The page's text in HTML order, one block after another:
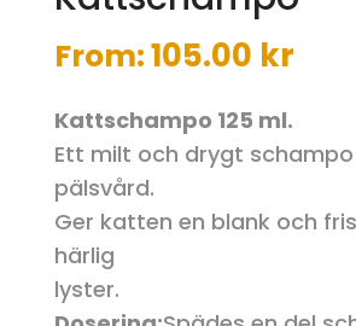
From:105.00 kr
Kattschampo 125 ml.
Ett milt och drygt
pälsvård.
Ger katten en blank och
härlig
lyster.